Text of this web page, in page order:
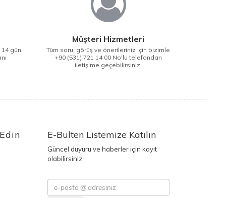
14 gün
Müşteri Hizmetleri
Tüm soru, görüş ve önerileriniz için bizimle
+90 (531) 721 14 00 No'lu telefondan
iletişime geçebilirsiniz.
E-Bulten Listemize Katılın
Güncel duyuru ve haberler için kayıt
olabilirsiniz